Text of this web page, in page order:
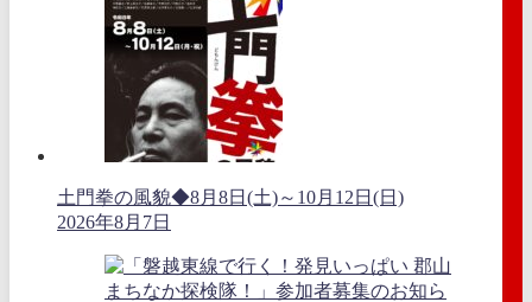
土門拳の風貌◆8月8日(土)～10月12日(日)
2026年8月7日